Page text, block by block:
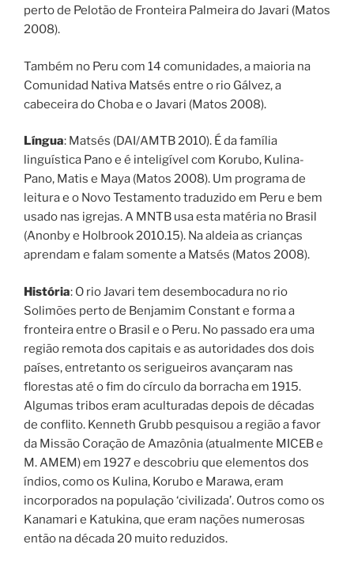
perto de Pelotão de Fronteira Palmeira do Javari (Matos
2008).
Também no Peru com 14 comunidades, a maioria na
Comunidad Nativa Matsés entre o rio Gálvez, a
cabeceira do Choba e o Javari (Matos 2008).
Língua: Matsés (DAI/AMTB 2010). É da família
linguística Pano e é inteligível com Korubo, Kulina-
Pano, Matis e Maya (Matos 2008). Um programa de
leitura e o Novo Testamento traduzido em Peru e bem
usado nas igrejas. A MNTB usa esta matéria no Brasil
(Anonby e Holbrook 2010.15). Na aldeia as crianças
aprendam e falam somente a Matsés (Matos 2008).
História: O rio Javari tem desembocadura no rio
Solimões perto de Benjamim Constant e forma a
fronteira entre o Brasil e o Peru. No passado era uma
região remota dos capitais e as autoridades dos dois
países, entretanto os serigueiros avançaram nas
florestas até o fim do círculo da borracha em 1915.
Algumas tribos eram aculturadas depois de décadas
de conflito. Kenneth Grubb pesquisou a região a favor
da Missão Coração de Amazônia (atualmente MICEB e
M. AMEM) em 1927 e descobriu que elementos dos
índios, como os Kulina, Korubo e Marawa, eram
incorporados na população ‘civilizada’. Outros como os
Kanamari e Katukina, que eram nações numerosas
então na década 20 muito reduzidos.